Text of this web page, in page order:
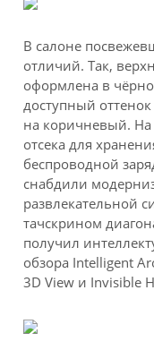
В салоне
отличий. Так,
оформлена в
доступный
на коричневый.
отсека для
беспроводной
снабдили
развлекательной
тачскрином
получил
обзора Intelligent
3D View и Invisible